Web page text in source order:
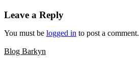
Leave a Reply
You must be logged in to post a comment.
Blog Barkyn